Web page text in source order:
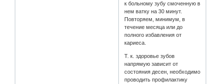
к больному зубу смоченную в
нем ватку на 30 минут.
Повторяем, минимум, в
течение месяца или до
полного избавления от
кариеса.
Т. к. здоровье зубов
напрямую зависит от
состояния десен, необходимо
проводить профилактику